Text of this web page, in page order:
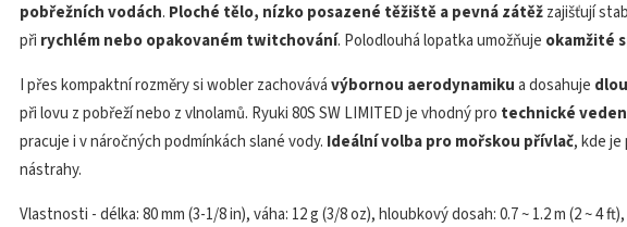
pobřežních vodách. Ploché tělo, nízko posazené těžiště a pevná zátěžzajišťují
při rychlém nebo opakovaném twitchování. Polodlouhá lopatka umožňuje okamžité
I přes kompaktní rozměry si wobler zachovávávýbornou aerodynamikua dosahuje
při lovu z pobřeží nebo z vlnolamů. Ryuki 80S SW LIMITED je vhodný pro technické
pracuje i v náročných podmínkách slané vody. Ideální volba pro mořskou přívlač, kde
nástrahy.
Vlastnosti - délka: 80 mm (3-1/8 in), váha: 12 g (3/8 oz), hloubkový dosah: 0.7 ~ 1.2 m (2 ~ 4